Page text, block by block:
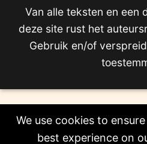
Van alle teksten en een
deze site rust het
Gebruik en/of
We use cookies to
best experience on